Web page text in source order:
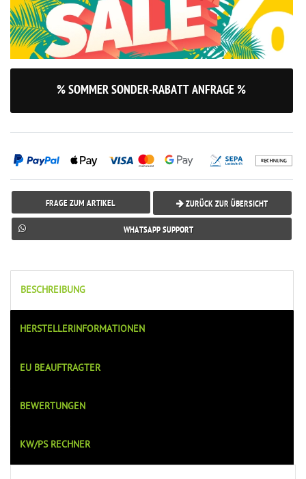
% SOMMER SONDER-RABATT ANFRAGE %
FRAGE ZUM ARTIKEL ZURÜCK ZUR ÜBERSICHT
WHATSAPP SUPPORT
BESCHREIBUNG
HERSTELLERINFORMATIONEN
EU BEAUFTRAGTER
BEWERTUNGEN
KW/PS RECHNER